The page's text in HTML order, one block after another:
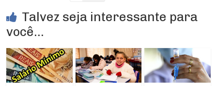
Talvez seja interessante para
você...